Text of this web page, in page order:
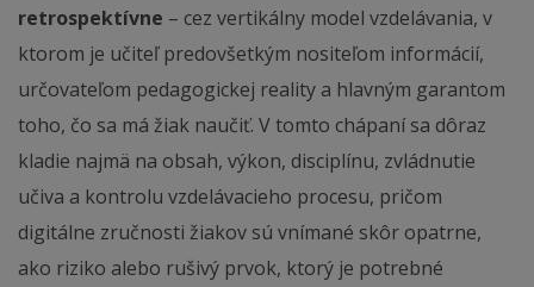
retrospektívne – cez vertikálny model vzdelávania, v
ktorom je učiteľ predovšetkým nositeľom informácií,
určovateľom pedagogickej reality a hlavným garantom
toho, čo sa má žiak naučiť. V tomto chápaní sa dôraz
kladie najmä na obsah, výkon, disciplínu, zvládnutie
učiva a kontrolu vzdelávacieho procesu, pričom
digitálne zručnosti žiakov sú vnímané skôr opatrne,
ako riziko alebo rušivý prvok, ktorý je potrebné